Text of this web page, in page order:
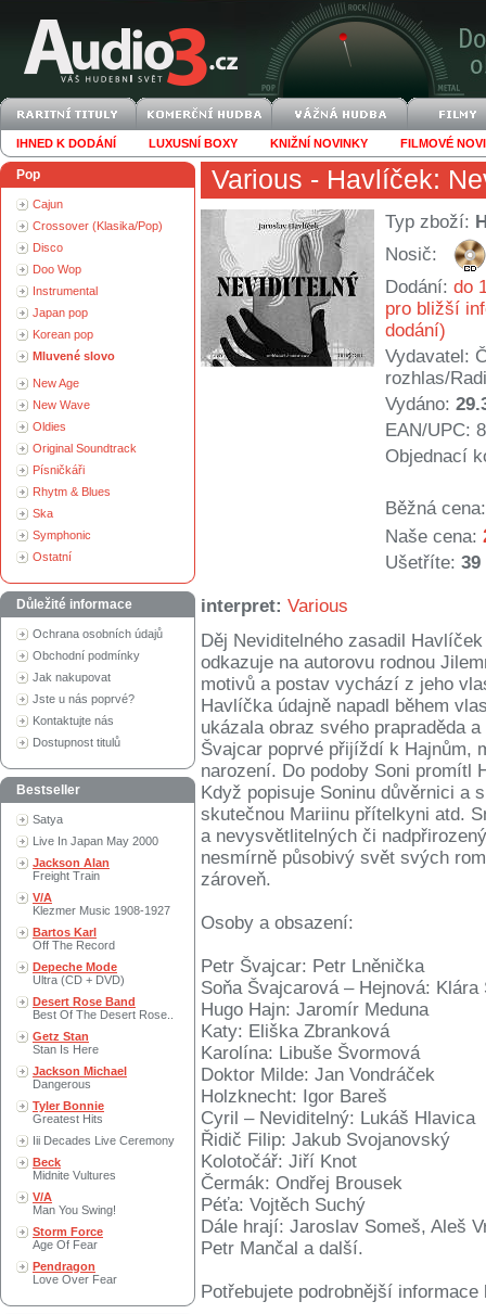
IHNED K DODÁNÍ LUXUSNÍ BOXY KNIŽNÍ NOVINKY FILMOVÉ
Pop
Cajun
Crossover (Klasika/Pop)
Disco
Doo Wop
Instrumental
Japan pop
Korean pop
Mluvené slovo
New Age
New Wave
Oldies
Original Soundtrack
Písničkáři
Rhytm & Blues
Ska
Symphonic
Ostatní
Důležité informace
Ochrana osobních údajů
Obchodní podmínky
Jak nakupovat
Jste u nás poprvé?
Kontaktujte nás
Dostupnost titulů
Bestseller
Satya
Live In Japan May 2000
Jackson Alan
Freight Train
V/A
Klezmer Music 1908-1927
Bartos Karl
Off The Record
Depeche Mode
Ultra (CD + DVD)
Desert Rose Band
Best Of The Desert Rose..
Getz Stan
Stan Is Here
Jackson Michael
Dangerous
Tyler Bonnie
Greatest Hits
Iii Decades Live Ceremony
Beck
Midnite Vultures
V/A
Man You Swing!
Storm Force
Age Of Fear
Pendragon
Love Over Fear
Various - Havlíček:
Typ zboží:
Nosič:
Dodání: do
pro bližší
dodání)
Vydavatel:
rozhlas/
Vydáno:
EAN/UPC:
Objednací
Běžná cena:
Naše cena:
Ušetříte: 39
interpret: Various
Děj Neviditelného zasadil
odkazuje na autorovu rodnou
motivů a postav vychází z jeho
Havlíčka údajně napadl během
ukázala obraz svého prapraděda
Švajcar poprvé přijíždí k Hajnům,
narození. Do podoby Soni promítl
Když popisuje Soninu důvěrnici a
skutečnou Mariinu přítelkyni atd.
a nevysvětlitelných či
nesmírně působivý svět svých
zároveň.
Osoby a obsazení:
Petr Švajcar: Petr Lněnička
Soňa Švajcarová – Hejnová: Klára
Hugo Hajn: Jaromír Meduna
Katy: Eliška Zbranková
Karolína: Libuše Švormová
Doktor Milde: Jan Vondráček
Holzknecht: Igor Bareš
Cyril – Neviditelný: Lukáš Hlavica
Řidič Filip: Jakub Svojanovský
Kolotočář: Jiří Knot
Čermák: Ondřej Brousek
Péťa: Vojtěch Suchý
Dále hrají: Jaroslav Someš, Aleš
Petr Mančal a další.
Potřebujete podrobnější